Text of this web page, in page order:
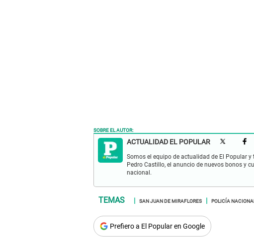
SOBRE EL AUTOR:
ACTUALIDAD EL POPULAR
Somos el equipo de actualidad de El Popular
Pedro Castillo, el anuncio de nuevos bonos y
nacional.
SAN JUAN DE MIRAFLORES POLICÍA
Prefiero a El Popular en Google